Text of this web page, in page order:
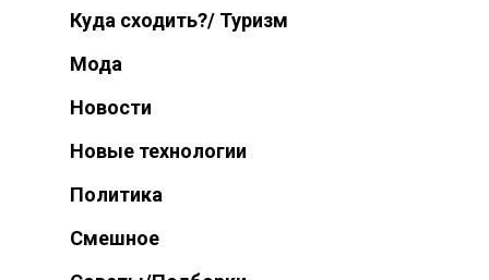
Куда сходить?/ Туризм
Мода
Новости
Новые технологии
Политика
Смешное